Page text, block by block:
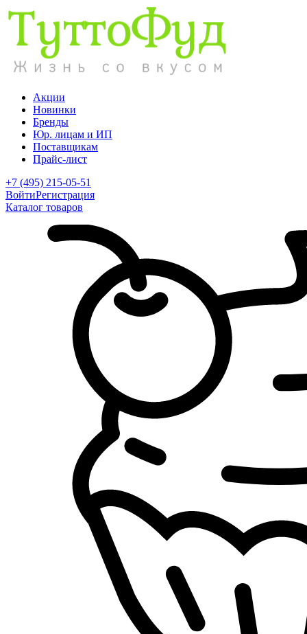
Акции
Новинки
Бренды
Юр. лицам и ИП
Поставщикам
Прайс-лист
+7 (495) 215-05-51
ВойтиРегистрация
Каталог товаров